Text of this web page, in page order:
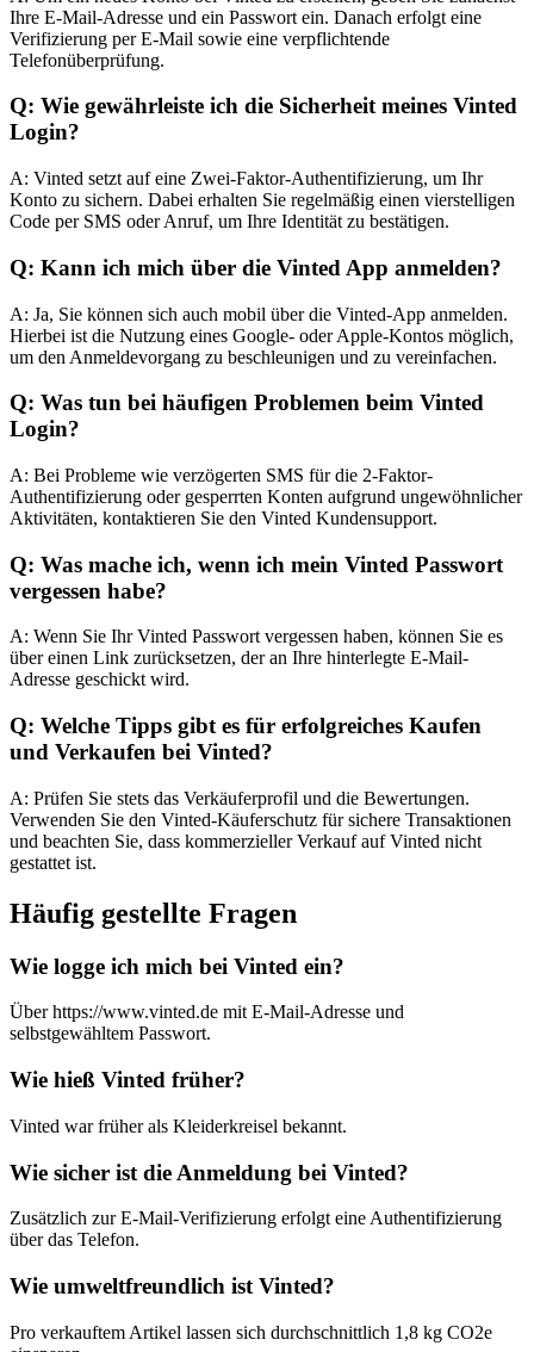
Ihre E-Mail-Adresse und ein Passwort ein. Danach erfolgt eine
Verifizierung per E-Mail sowie eine verpflichtende
Telefonüberprüfung.
Q: Wie gewährleiste ich die Sicherheit meines Vinted
Login?
A: Vinted setzt auf eine Zwei-Faktor-Authentifizierung, um Ihr
Konto zu sichern. Dabei erhalten Sie regelmäßig einen vierstelligen
Code per SMS oder Anruf, um Ihre Identität zu bestätigen.
Q: Kann ich mich über die Vinted App anmelden?
A: Ja, Sie können sich auch mobil über die Vinted-App anmelden.
Hierbei ist die Nutzung eines Google- oder Apple-Kontos möglich,
um den Anmeldevorgang zu beschleunigen und zu vereinfachen.
Q: Was tun bei häufigen Problemen beim Vinted
Login?
A: Bei Probleme wie verzögerten SMS für die 2-Faktor-
Authentifizierung oder gesperrten Konten aufgrund ungewöhnlicher
Aktivitäten, kontaktieren Sie den Vinted Kundensupport.
Q: Was mache ich, wenn ich mein Vinted Passwort
vergessen habe?
A: Wenn Sie Ihr Vinted Passwort vergessen haben, können Sie es
über einen Link zurücksetzen, der an Ihre hinterlegte E-Mail-
Adresse geschickt wird.
Q: Welche Tipps gibt es für erfolgreiches Kaufen
und Verkaufen bei Vinted?
A: Prüfen Sie stets das Verkäuferprofil und die Bewertungen.
Verwenden Sie den Vinted-Käuferschutz für sichere Transaktionen
und beachten Sie, dass kommerzieller Verkauf auf Vinted nicht
gestattet ist.
Häufig gestellte Fragen
Wie logge ich mich bei Vinted ein?
Über https://www.vinted.de mit E-Mail-Adresse und
selbstgewähltem Passwort.
Wie hieß Vinted früher?
Vinted war früher als Kleiderkreisel bekannt.
Wie sicher ist die Anmeldung bei Vinted?
Zusätzlich zur E-Mail-Verifizierung erfolgt eine Authentifizierung
über das Telefon.
Wie umweltfreundlich ist Vinted?
Pro verkauftem Artikel lassen sich durchschnittlich 1,8 kg CO2e